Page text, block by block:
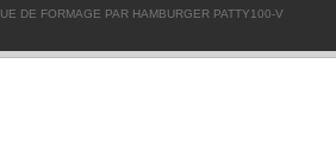
DE FORMAGE PAR HAMBURGER PATTY100-V